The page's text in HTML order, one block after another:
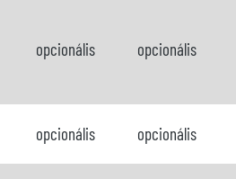
opcionális opcionális
opcionális opcionális